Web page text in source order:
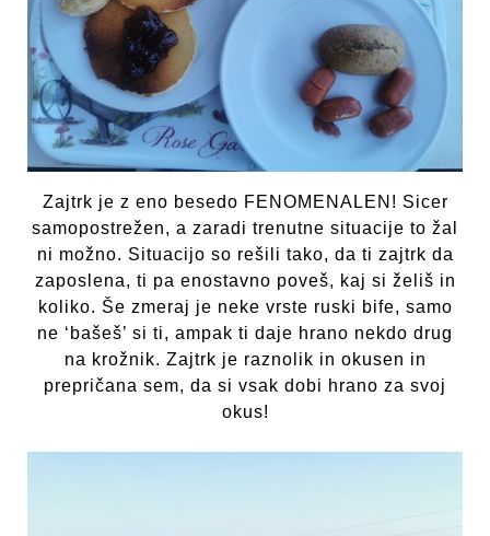
Zajtrk je z eno besedo FENOMENALEN! Sicer
samopostrežen, a zaradi trenutne situacije to žal
ni možno. Situacijo so rešili tako, da ti zajtrk da
zaposlena, ti pa enostavno poveš, kaj si želiš in
koliko. Še zmeraj je neke vrste ruski bife, samo
ne ‘bašeš’ si ti, ampak ti daje hrano nekdo drug
na krožnik. Zajtrk je raznolik in okusen in
prepričana sem, da si vsak dobi hrano za svoj
okus!